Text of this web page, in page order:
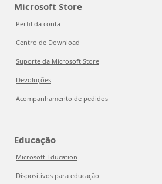
Microsoft Store
Perfil da conta
Centro de Download
Suporte da Microsoft Store
Devoluções
Acompanhamento de pedidos
Educação
Microsoft Education
Dispositivos para educação